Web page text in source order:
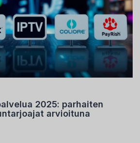
2025: parhaiten
arvioituna